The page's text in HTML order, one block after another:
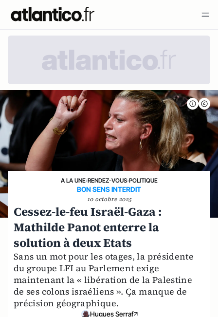
A LA UNE›RENDEZ-VOUS›POLITIQUE
BON SENS INTERDIT
10 octobre 2025
Cessez-le-feu Israël-Gaza :
Mathilde Panot enterre la
solution à deux Etats
Sans un mot pour les otages, la présidente
du groupe LFI au Parlement exige
maintenant la « libération de la Palestine
de ses colons israéliens ». Ça manque de
précision géographique.
Hugues Serraf